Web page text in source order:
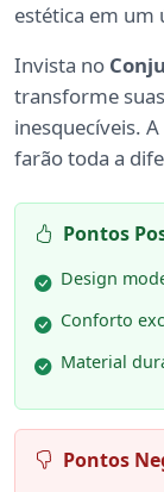
estética em um
Invista no
transforme
inesquecíveis.
farão toda a
Pontos
Design
Conforto
Material
Pontos